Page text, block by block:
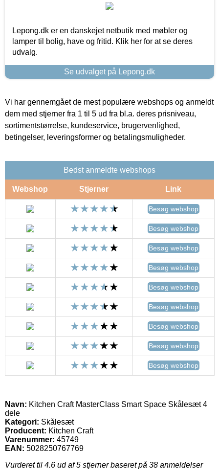
Lepong.dk er en danskejet netbutik med møbler og
lamper til bolig, have og fritid. Klik her for at se deres
udvalg.
Se udvalget på Lepong.dk
Vi har gennemgået de mest populære webshops og anmeldt
dem med stjerner fra 1 til 5 ud fra bl.a. deres prisniveau,
sortimentstørrelse, kundeservice, brugervenlighed,
betingelser, leveringsformer og betalingsmuligheder.
Bedst anmeldte webshops
Webshop Stjerner Link
Besøg webshop
Besøg webshop
Besøg webshop
Besøg webshop
Besøg webshop
Besøg webshop
Besøg webshop
Besøg webshop
Besøg webshop
Navn: Kitchen Craft MasterClass Smart Space Skålesæt 4
dele
Kategori: Skålesæt
Producent: Kitchen Craft
Varenummer: 45749
EAN: 5028250767769
Vurderet til 4.6 ud af 5 stjerner baseret på 38 anmeldelser